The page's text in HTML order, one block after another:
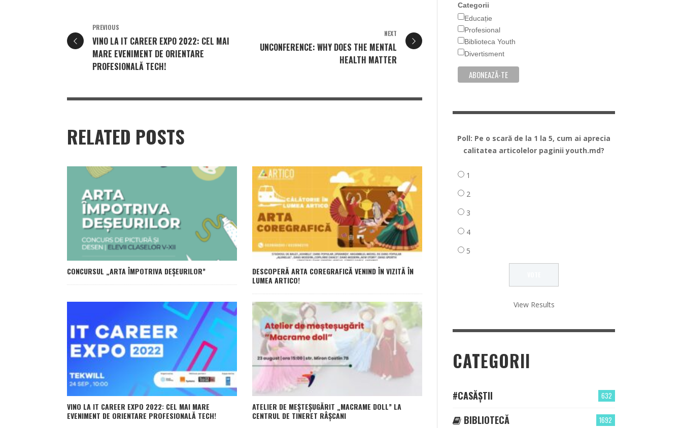
PREVIOUS
VINO LA IT CAREER EXPO 2022: CEL MAI
MARE EVENIMENT DE ORIENTARE
PROFESIONALĂ TECH!
NEXT
UNCONFERENCE: WHY DOES THE MENTAL
HEALTH MATTER
RELATED POSTS
CONCURSUL „ARTA ÎMPOTRIVA DEȘEURILOR”
DESCOPERĂ ARTA COREGRAFICĂ VENIND ÎN VIZITĂ ÎN
LUMEA ARTICO!
VINO LA IT CAREER EXPO 2022: CEL MAI MARE
EVENIMENT DE ORIENTARE PROFESIONALĂ TECH!
ATELIER DE MEȘTEȘUGĂRIT „MACRAME DOLL” LA
CENTRUL DE TINERET RÂȘCANI
Categorii
Educație
Profesional
Biblioteca Youth
Divertisment
Poll: Pe o scară de la 1 la 5, cum ai aprecia
calitatea articolelor paginii youth.md?
1
2
3
4
5
View Results
CATEGORII
632
#CASĂȘTII
1692
BIBLIOTECĂ